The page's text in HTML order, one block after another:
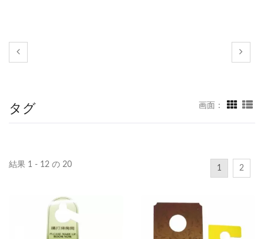
タグ 画面：
結果 1 - 12 の 20 1 2